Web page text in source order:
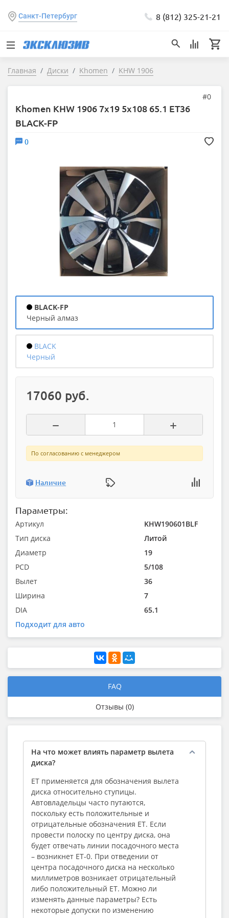
Санкт-Петербург 8 (812) 325-21-21
Главная Диски Khomen KHW 1906
#0
BLACK-FP
черный алмаз
BLACK
черный
Khomen KHW 1906 7x19 5x108 65.1 ET36
BLACK-FP
0
17060 руб.
По согласованию с менеджером
Наличие
Параметры:
Артикул
KHW190601BLF
Тип диска
Литой
Диаметр
19
PCD
5/108
Вылет
36
Ширина
7
DIA
65.1
Подходит для авто
FAQ
Отзывы (0)
На что может влиять параметр вылета
диска?
ЕТ применяется для обозначения вылета
диска относительно ступицы.
Автовладельцы часто путаются,
поскольку есть положительные и
отрицательные обозначения ЕТ. Если
провести полоску по центру диска, она
будет отвечать линии посадочного места
– возникнет ЕТ-0. При отведении от
центра посадочного диска на несколько
миллиметров возникает отрицательный
либо положительный ЕТ. Можно ли
изменять данные параметры? Есть
некоторые допуски по изменению